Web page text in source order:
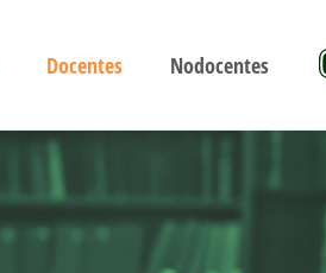
Docentes Nodocentes